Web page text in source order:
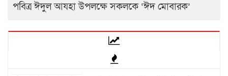
পবিত্র ঈদুল আযহা উপলক্ষে সকলকে ‘ঈদ মোবারক’